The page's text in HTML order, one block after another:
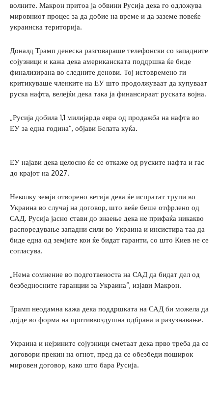
волните. Макрон притоа ја обвини Русија дека го одложува
мировниот процес за да добие на време и да заземе повеќе
украинска територија.
Доналд Трамп денеска разговараше телефонски со западните
сојузници и кажа дека американската поддршка ќе биде
финализирана во следните денови. Тој истовремено ги
критикуваше членките на ЕУ што продолжуваат да купуваат
руска нафта, велејќи дека така ја финансираат руската војна.
„Русија добила 1,1 милијарда евра од продажба на нафта во
ЕУ за една година“, објави Белата куќа.
ЕУ најави дека целосно ќе се откаже од руските нафта и гас
до крајот на 2027.
Неколку земји отворено ветија дека ќе испратат трупи во
Украина во случај на договор, што веќе беше отфрлено од
САД. Русија јасно стави до знаење дека не прифаќа никакво
распоредување западни сили во Украина и инсистира таа да
биде една од земјите кои ќе бидат гаранти, со што Киев не се
согласува.
„Нема сомнение во подготвеноста на САД да бидат дел од
безбедносните гаранции за Украина“, изјави Макрон.
Трамп неодамна кажа дека поддршката на САД би можела да
дојде во форма на противвоздушна одбрана и разузнавање.
Украина и нејзините сојузници сметаат дека прво треба да се
договори прекин на огнот, пред да се обезбеди поширок
мировен договор, како што бара Русија.